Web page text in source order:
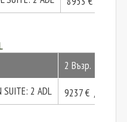
2 Възр.
SUITE: 2 ADL 9237 € / 18066